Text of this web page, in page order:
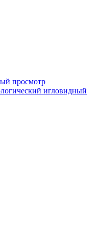
просмотр
игловидный